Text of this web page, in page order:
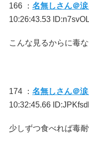
166 ： 名無しさん＠涙
10:26:43.53
こんな見るからに毒
174 ： 名無しさん＠涙
10:32:45.66
少しずつ食べれば毒